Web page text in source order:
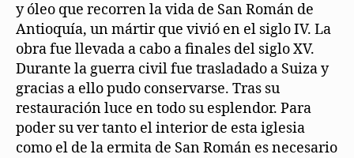
y óleo que recorren la vida de San Román de
Antioquía, un mártir que vivió en el siglo IV. La
obra fue llevada a cabo a finales del siglo XV.
Durante la guerra civil fue trasladado a Suiza y
gracias a ello pudo conservarse. Tras su
restauración luce en todo su esplendor. Para
poder su ver tanto el interior de esta iglesia
como el de la ermita de San Román es necesario